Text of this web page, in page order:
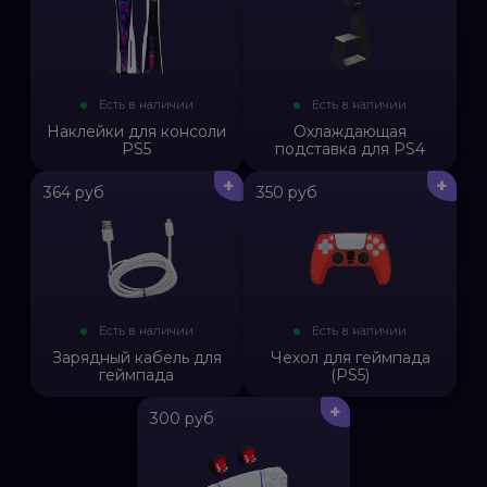
Есть в наличии
Наклейки для консоли
PS5
Есть в наличии
Охлаждающая
подставка для PS4
+
364 руб
Есть в наличии
Зарядный кабель для
геймпада
+
350 руб
Есть в наличии
Чехол для геймпада
(PS5)
+
300 руб
Адель Миннибаев
Звук приятно удивил. Понравилось,
помещаются в карман. Микрофон